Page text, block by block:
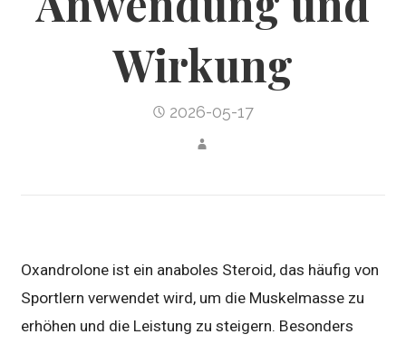
Wirkung
2026-05-17
Oxandrolone ist ein anaboles Steroid, das häufig von
Sportlern verwendet wird, um die Muskelmasse zu
erhöhen und die Leistung zu steigern. Besonders